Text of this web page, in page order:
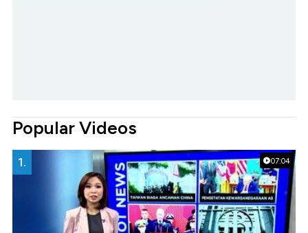
Popular Videos
07:04
1.